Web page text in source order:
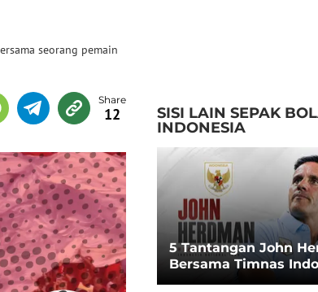
seorang pemain
12
SISI LAIN SEPAK
INDONESIA
5 Tantangan John
Bersama Timnas